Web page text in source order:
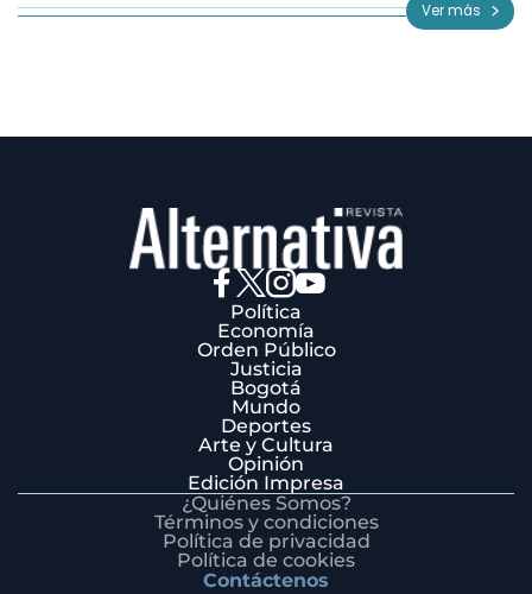
3
Ver más
Política
Economía
Orden Público
Justicia
Bogotá
Mundo
Deportes
Arte y Cultura
Opinión
Edición Impresa
¿Quiénes Somos?
Términos y condiciones
Política de privacidad
Política de cookies
Contáctenos